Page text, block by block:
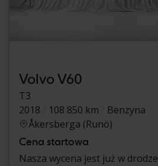
Volvo V60
T3
2018
108 850 km
Benzyna
Åkersberga (Runö)
Cena startowa
Nasza wycena jest już w drodze